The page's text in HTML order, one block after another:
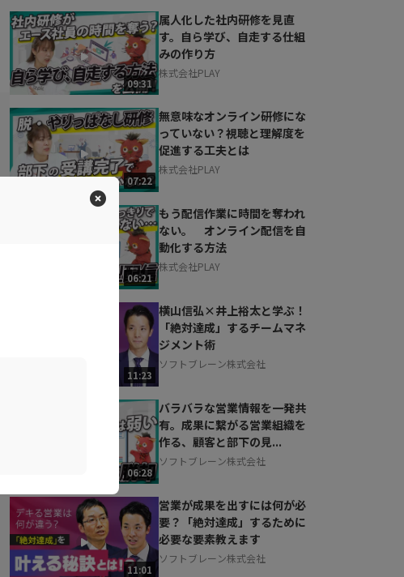
09:31
属人化した社内研修を見直
す。自ら学び、自走する仕組
みの作り方
株式会社PLAY
07:22
無意味なオンライン研修にな
っていない？視聴と理解度を
促進する工夫とは
株式会社PLAY
06:21
もう配信作業に時間を奪われ
ない。 オンライン配信を自
動化する方法
株式会社PLAY
11:23
横山信弘×井上裕太と学ぶ！
「絶対達成」するチームマネ
ジメント術
ソフトブレーン株式会社
06:28
バラバラな営業情報を一発共
有。成果に繋がる営業組織を
作る、顧客と部下の見...
ソフトブレーン株式会社
11:01
営業が成果を出すには何が必
要？「絶対達成」するために
必要な要素教えます
ソフトブレーン株式会社